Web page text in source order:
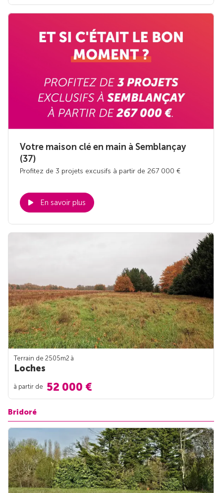
Votre maison clé en main à Semblançay
(37)
Profitez de 3 projets excusifs à partir de 267 000 €
En savoir plus
Terrain de 2505m2 à
Loches
à partir de 52 000 €
Bridoré